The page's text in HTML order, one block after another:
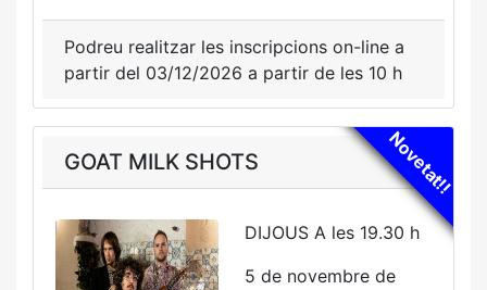
Podreu realitzar les inscripcions on-line a
partir del 03/12/2026 a partir de les 10 h
Novetat!!
GOAT MILK SHOTS
DIJOUS A les 19.30 h
5 de novembre de